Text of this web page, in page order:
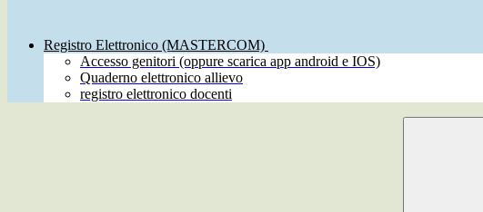
Registro Elettronico (MASTERCOM)
Accesso genitori (oppure scarica app android e IOS)
Quaderno elettronico allievo
registro elettronico docenti